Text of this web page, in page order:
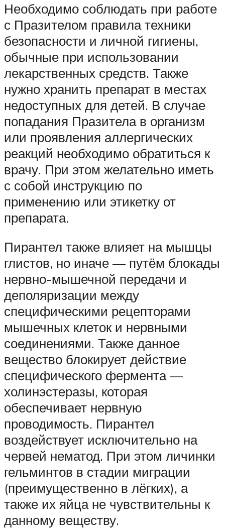
Необходимо соблюдать при работе
с Празителом правила техники
безопасности и личной гигиены,
обычные при использовании
лекарственных средств. Также
нужно хранить препарат в местах
недоступных для детей. В случае
попадания Празитела в организм
или проявления аллергических
реакций необходимо обратиться к
врачу. При этом желательно иметь
с собой инструкцию по
применению или этикетку от
препарата.
Пирантел также влияет на мышцы
глистов, но иначе — путём блокады
нервно-мышечной передачи и
деполяризации между
специфическими рецепторами
мышечных клеток и нервными
соединениями. Также данное
вещество блокирует действие
специфического фермента —
холинэстеразы, которая
обеспечивает нервную
проводимость. Пирантел
воздействует исключительно на
червей нематод. При этом личинки
гельминтов в стадии миграции
(преимущественно в лёгких), а
также их яйца не чувствительны к
данному веществу.